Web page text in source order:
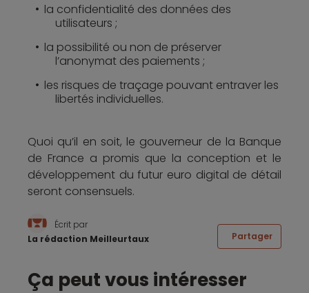
la confidentialité des données des
utilisateurs ;
la possibilité ou non de préserver
l’anonymat des paiements ;
les risques de traçage pouvant entraver les
libertés individuelles.
Quoi qu’il en soit, le gouverneur de la Banque
de France a promis que la conception et le
développement du futur euro digital de détail
seront consensuels.
Écrit par
La rédaction Meilleurtaux
Partager
Ça peut vous intéresser